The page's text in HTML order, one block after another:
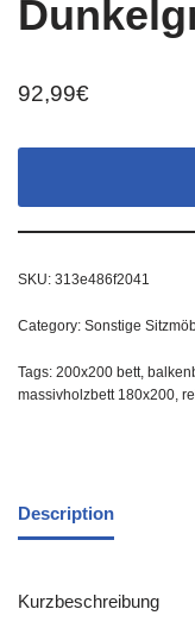
92,99€
SKU: 313e486f2041
Category: Sonstige
Tags: 200x200 bett,
massivholzbett 180x200,
Description
Kurzbeschreibung